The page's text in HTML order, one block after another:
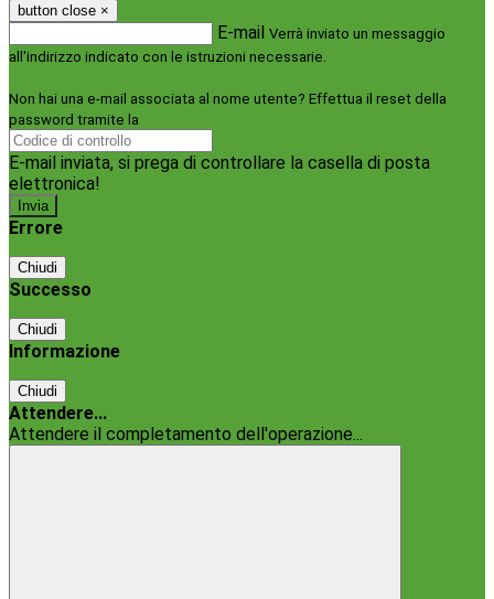
button close ×
E-mail Verrà inviato un messaggio
all'indirizzo indicato con le istruzioni necessarie.
Non hai una e-mail associata al nome utente? Effettua il reset della
password tramite la
E-mail inviata, si prega di controllare la casella di posta
elettronica!
Errore
Chiudi
Successo
Chiudi
Informazione
Chiudi
Attendere...
Attendere il completamento dell'operazione...